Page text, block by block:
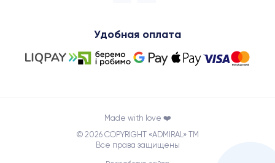
Удобная оплата
Made with love ❤️
© 2026 COPYRIGHT «ADMIRAL» TM
Все права защищены